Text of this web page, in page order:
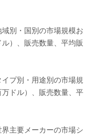
別・国別の市場規模お
）、販売数量、平均販
プ別・用途別の市場規
ドル）、販売数量、平
主要メーカーの市場シ